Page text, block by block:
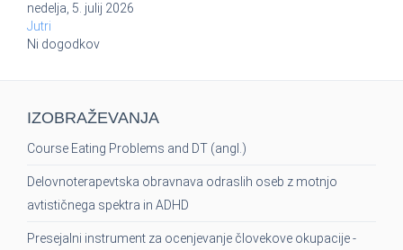
nedelja, 5. julij 2026
Jutri
Ni dogodkov
IZOBRAŽEVANJA
Course Eating Problems and DT (angl.)
Delovnoterapevtska obravnava odraslih oseb z motnjo
avtističnega spektra in ADHD
Presejalni instrument za ocenjevanje človekove okupacije -